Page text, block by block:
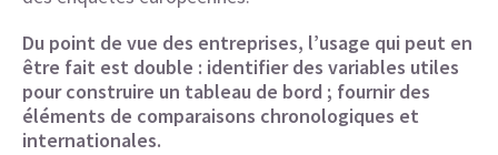
Du point de vue des entreprises, l’usage qui peut en
être fait est double : identifier des variables utiles
pour construire un tableau de bord ; fournir des
éléments de comparaisons chronologiques et
internationales.